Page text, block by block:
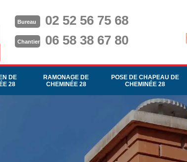
Bureau 02 52 56 75 68
Chantier 06 58 38 67 80
DE
28
RAMONAGE DE
CHEMINÉE 28
POSE DE CHAPEAU DE
CHEMINÉE 28